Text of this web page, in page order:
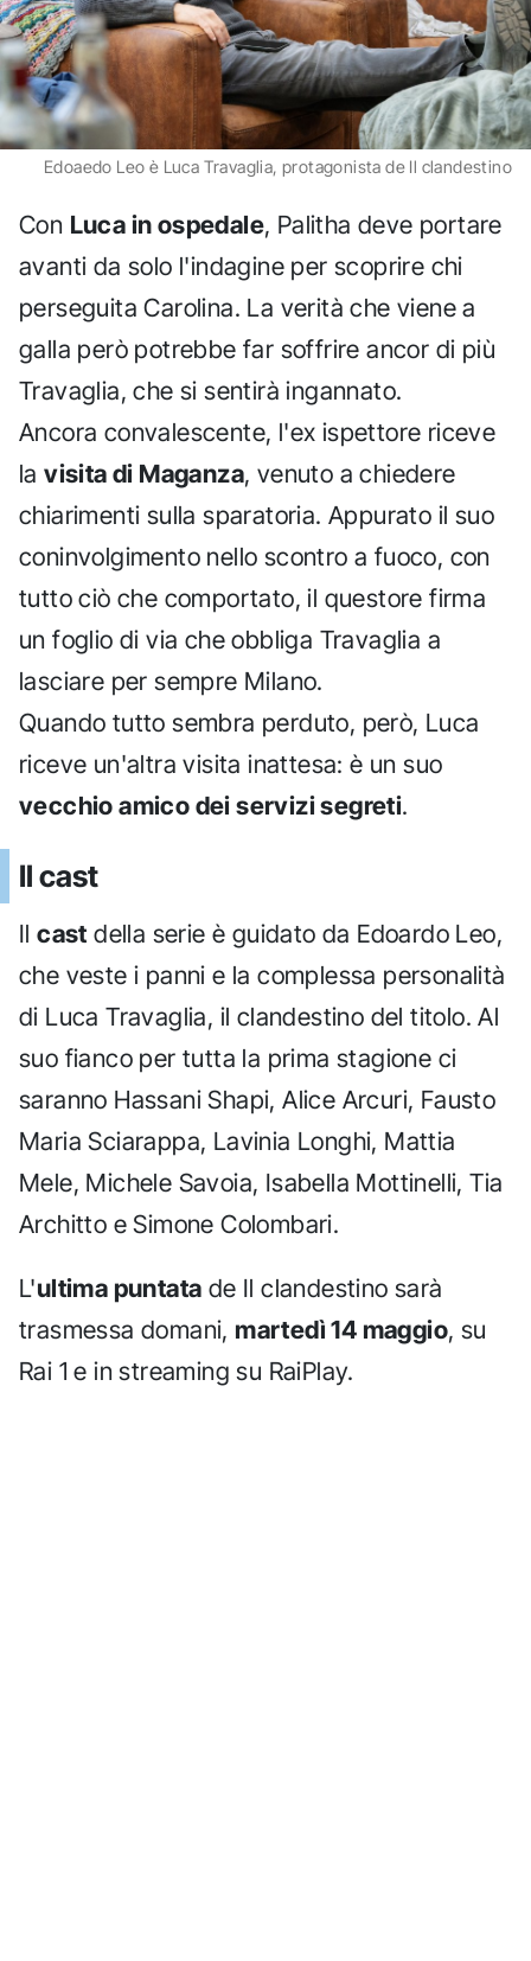
Edoaedo Leo è Luca Travaglia, protagonista de Il clandestino
Con Luca in ospedale, Palitha deve portare
avanti da solo l'indagine per scoprire chi
perseguita Carolina. La verità che viene a
galla però potrebbe far soffrire ancor di più
Travaglia, che si sentirà ingannato.
Ancora convalescente, l'ex ispettore riceve
lavisita di Maganza, venuto a chiedere
chiarimenti sulla sparatoria. Appurato il suo
coninvolgimento nello scontro a fuoco, con
tutto ciò che comportato, il questore firma
un foglio di via che obbliga Travaglia a
lasciare per sempre Milano.
Quando tutto sembra perduto, però, Luca
riceve un'altra visita inattesa: è un suo
vecchio amico dei servizi segreti.
Il cast
Ilcast della serie è guidato da Edoardo Leo,
che veste i panni e la complessa personalità
di Luca Travaglia, il clandestino del titolo. Al
suo fianco per tutta la prima stagione ci
saranno Hassani Shapi, Alice Arcuri, Fausto
Maria Sciarappa, Lavinia Longhi, Mattia
Mele, Michele Savoia, Isabella Mottinelli, Tia
Architto e Simone Colombari.
L'ultima puntata de Il clandestino sarà
trasmessa domani, martedì 14 maggio, su
Rai 1 e in streaming su RaiPlay.